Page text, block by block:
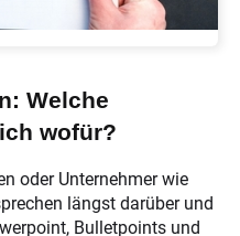
Welche
wofür?
oder Unternehmer wie
längst darüber und
Bulletpoints und